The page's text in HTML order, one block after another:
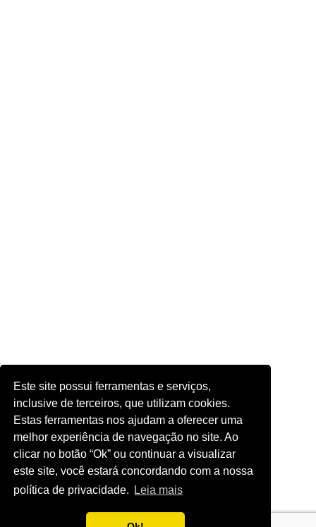
Este site possui ferramentas e serviços,
inclusive de terceiros, que utilizam cookies.
Estas ferramentas nos ajudam a oferecer uma
melhor experiência de navegação no site. Ao
clicar no botão “Ok” ou continuar a visualizar
este site, você estará concordando com a nossa
política de privacidade.
Leia mais